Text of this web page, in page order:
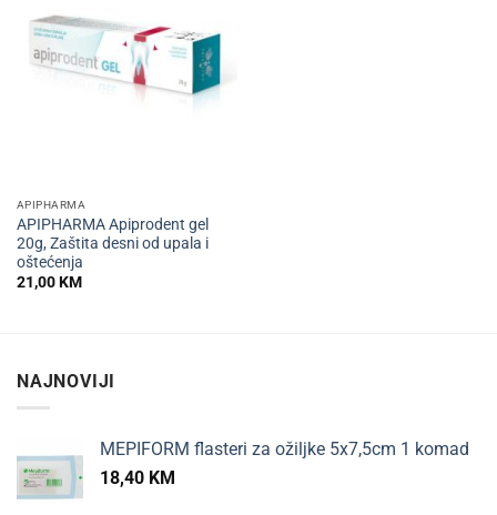
APIPHARMA
APIPHARMA Apiprodent gel
20g, Zaštita desni od upala i
oštećenja
21,00KM
NAJNOVIJI
MEPIFORM flasteri za ožiljke 5x7,5cm 1 komad
18,40 KM